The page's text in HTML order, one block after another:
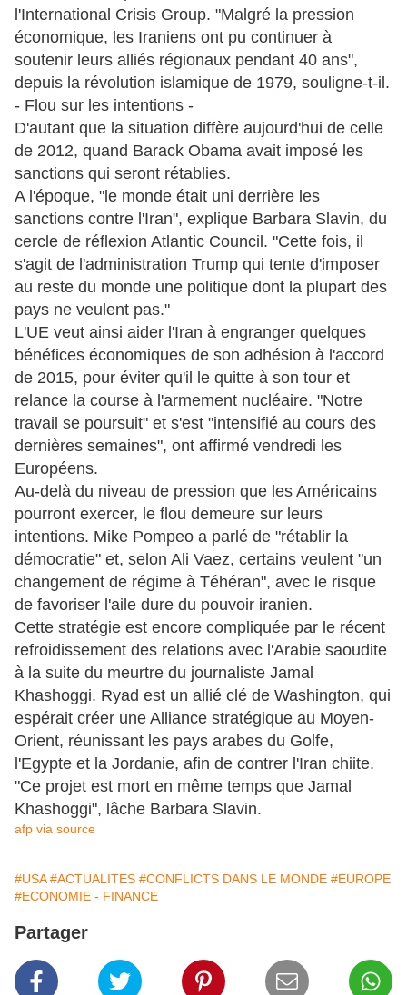
l'International Crisis Group. "Malgré la pression
économique, les Iraniens ont pu continuer à
soutenir leurs alliés régionaux pendant 40 ans",
depuis la révolution islamique de 1979, souligne-t-il.
- Flou sur les intentions -
D'autant que la situation diffère aujourd'hui de celle
de 2012, quand Barack Obama avait imposé les
sanctions qui seront rétablies.
A l'époque, "le monde était uni derrière les
sanctions contre l'Iran", explique Barbara Slavin, du
cercle de réflexion Atlantic Council. "Cette fois, il
s'agit de l'administration Trump qui tente d'imposer
au reste du monde une politique dont la plupart des
pays ne veulent pas."
L'UE veut ainsi aider l'Iran à engranger quelques
bénéfices économiques de son adhésion à l'accord
de 2015, pour éviter qu'il le quitte à son tour et
relance la course à l'armement nucléaire. "Notre
travail se poursuit" et s'est "intensifié au cours des
dernières semaines", ont affirmé vendredi les
Européens.
Au-delà du niveau de pression que les Américains
pourront exercer, le flou demeure sur leurs
intentions. Mike Pompeo a parlé de "rétablir la
démocratie" et, selon Ali Vaez, certains veulent "un
changement de régime à Téhéran", avec le risque
de favoriser l'aile dure du pouvoir iranien.
Cette stratégie est encore compliquée par le récent
refroidissement des relations avec l'Arabie saoudite
à la suite du meurtre du journaliste Jamal
Khashoggi. Ryad est un allié clé de Washington, qui
espérait créer une Alliance stratégique au Moyen-
Orient, réunissant les pays arabes du Golfe,
l'Egypte et la Jordanie, afin de contrer l'Iran chiite.
"Ce projet est mort en même temps que Jamal
Khashoggi", lâche Barbara Slavin.
afp via source
#USA #ACTUALITES #CONFLICTS DANS LE MONDE #EUROPE
#ECONOMIE - FINANCE
Partager